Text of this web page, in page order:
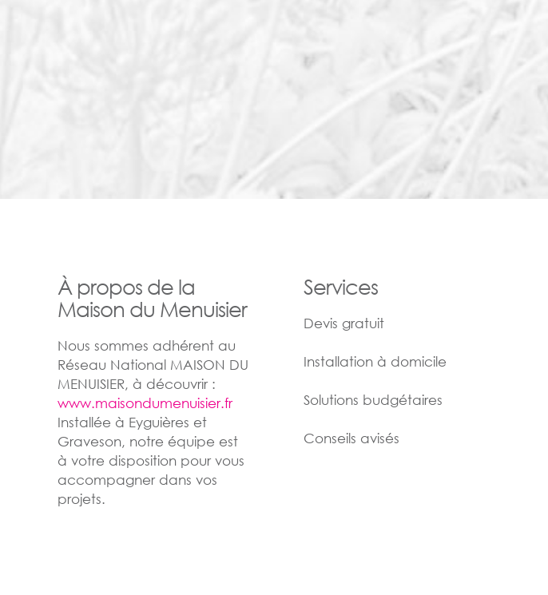
À propos de la
Maison du Menuisier
Nous sommes adhérent au
Réseau National MAISON DU
MENUISIER, à découvrir :
www.maisondumenuisier.fr
Installée à Eyguières et
Graveson, notre équipe est
à votre disposition pour vous
accompagner dans vos
projets.
Services
Devis gratuit
Installation à domicile
Solutions budgétaires
Conseils avisés